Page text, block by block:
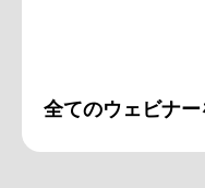
全てのウェビナ